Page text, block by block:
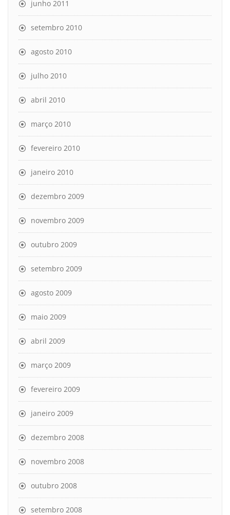
junho 2011
setembro 2010
agosto 2010
julho 2010
abril 2010
março 2010
fevereiro 2010
janeiro 2010
dezembro 2009
novembro 2009
outubro 2009
setembro 2009
agosto 2009
maio 2009
abril 2009
março 2009
fevereiro 2009
janeiro 2009
dezembro 2008
novembro 2008
outubro 2008
setembro 2008